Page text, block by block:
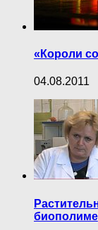
«Короли
04.08.2011